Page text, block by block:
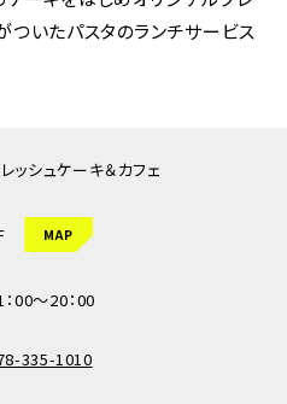
ついたパスタのランチサービス
ッシュケーキ＆カフェ
MAP
00～20：00
335-1010